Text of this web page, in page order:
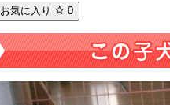
お気に入り 0